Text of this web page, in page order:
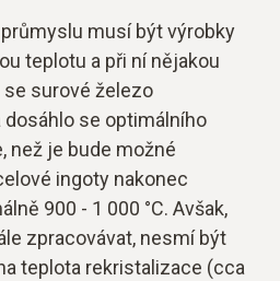
musí být výrobky
teplotu a při ní nějakou
se surové železo
dosáhlo se optimálního
než je bude možné
ingoty nakonec
900 - 1 000 °C. Avšak,
zpracovávat, nesmí být
teplota rekristalizace (cca